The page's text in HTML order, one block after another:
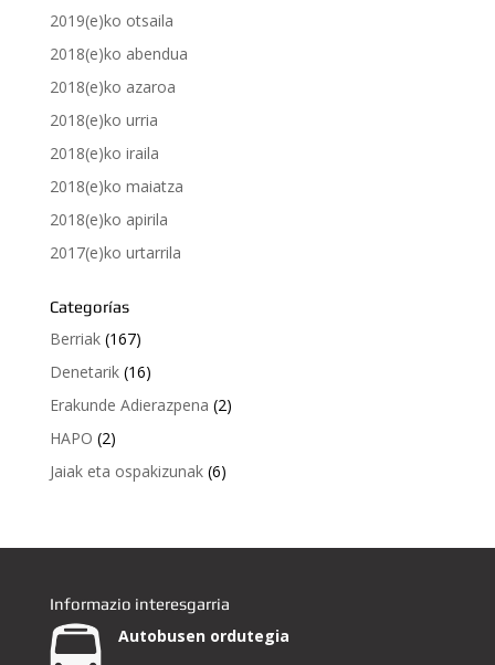
2019(e)ko otsaila
2018(e)ko abendua
2018(e)ko azaroa
2018(e)ko urria
2018(e)ko iraila
2018(e)ko maiatza
2018(e)ko apirila
2017(e)ko urtarrila
Categorías
Berriak(167)
Denetarik(16)
Erakunde Adierazpena (2)
HAPO (2)
Jaiak eta ospakizunak(6)
Informazio interesgarria
Autobusen ordutegia